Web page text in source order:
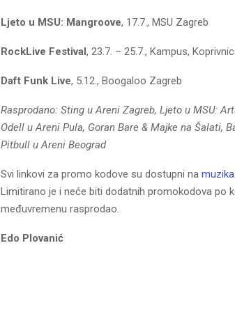
Ljeto u MSU: Mangroove, 17.7., MSU Zagreb
RockLive Festival, 23.7. – 25.7., Kampus,
Daft Funk Live, 5.12., Boogaloo Zagreb
Rasprodano: Sting u Areni Zagreb, Ljeto u MSU:
Odell u Areni Pula, Goran Bare & Majke na Šalati,
Pitbull u Areni Beograd
Svi linkovi za promo kodove su dostupni na
Limitirano je i neće biti dodatnih promokodova po
međuvremenu rasprodao.
Edo Plovanić